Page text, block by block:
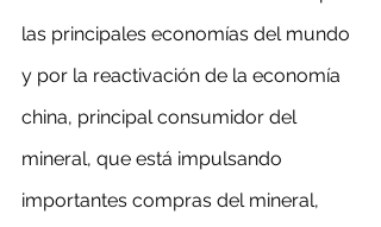
las principales economías del mundo
y por la reactivación de la economía
china, principal consumidor del
mineral, que está impulsando
importantes compras del mineral,